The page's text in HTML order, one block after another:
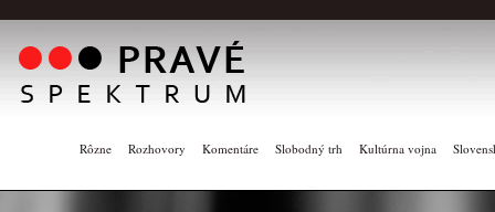
Rôzne Rozhovory Komentáre Slobodný trh Kultúrna vojna